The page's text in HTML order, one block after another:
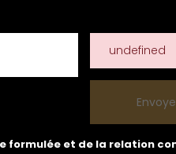
undefined
formulée et de la relation